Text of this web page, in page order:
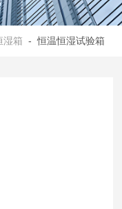
湿箱 - 恒温恒湿试验箱